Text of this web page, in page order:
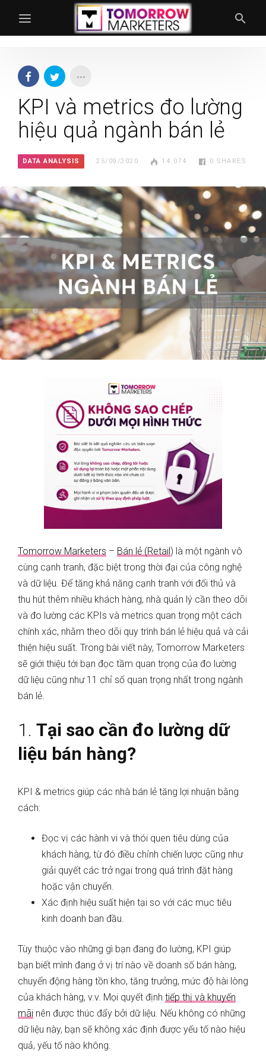
KPI và metrics đo lường
hiệu quả ngành bán lẻ
DATA ANALYSIS 25/09/2020 14.074 0 SHARES
Tomorrow Marketers – Bán lẻ (Retail ) là một ngành vô
cùng cạnh tranh, đặc biệt trong thời đại của công nghệ
và dữ liệu. Để tăng khả năng cạnh tranh với đối thủ và
thu hút thêm nhiều khách hàng, nhà quản lý cần theo dõi
và đo lường các KPIs và metrics quan trọng một cách
chính xác, nhằm theo dõi quy trình bán lẻ hiệu quả và cải
thiện hiệu suất. Trong bài viết này, Tomorrow Marketers
sẽ giới thiệu tới bạn đọc tầm quan trọng của đo lường
dữ liệu cũng như 11 chỉ số quan trọng nhất trong ngành
bán lẻ.
1. Tại sao cần đo lường dữ
liệu bán hàng?
KPI & metrics giúp các nhà bán lẻ tăng lợi nhuận bằng
cách:
Đọc vị các hành vi và thói quen tiêu dùng của
khách hàng, từ đó điều chỉnh chiến lược cũng như
giải quyết các trở ngại trong quá trình đặt hàng
hoặc vận chuyển.
Xác định hiệu suất hiện tại so với các mục tiêu
kinh doanh ban đầu.
Tùy thuộc vào những gì bạn đang đo lường, KPI giúp
bạn biết mình đang ở vị trí nào về doanh số bán hàng,
chuyển động hàng tồn kho, tăng trưởng, mức độ hài lòng
của khách hàng, v.v. Mọi quyết định tiếp thị và khuyến
mãi nên được thúc đẩy bởi dữ liệu. Nếu không có những
dữ liệu này, bạn sẽ không xác định được yếu tố nào hiệu
quả, yếu tố nào không.